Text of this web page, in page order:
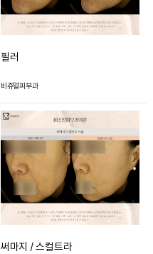
필러
비쥬얼피부과
써마지 / 스컬트라